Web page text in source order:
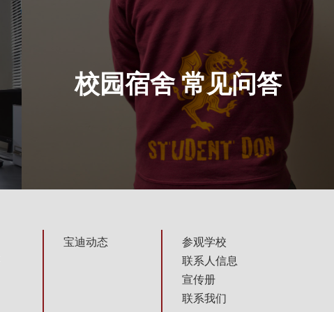
校园宿舍 常见问答
宝迪动态
参观学校
联系人信息
宣传册
联系我们